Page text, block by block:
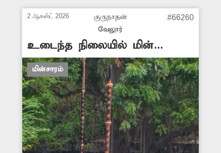
நடவடிக்கை எடுக்க வேண்டும்.
-ஜெயபிரகாஷ், வேலூர்.
2 ஆகஸ்ட் 2026
குருநாதன்
வேலூர்
#66260
உடைந்த நிலையில் மின்
விளக்குகள்
மின்சாரம்